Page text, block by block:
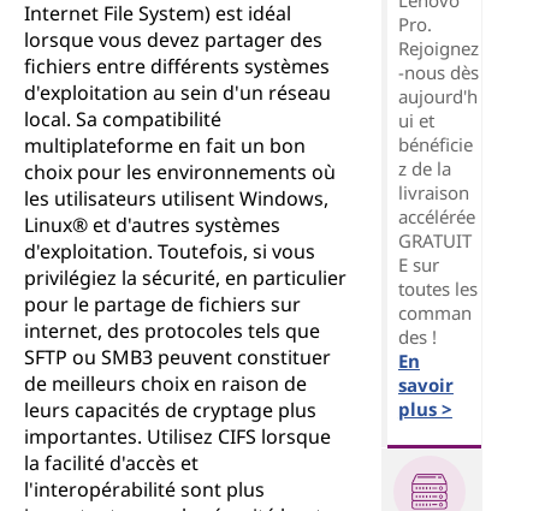
Internet File System) est idéal
lorsque vous devez partager des
fichiers entre différents systèmes
d'exploitation au sein d'un réseau
local. Sa compatibilité
multiplateforme en fait un bon
choix pour les environnements où
les utilisateurs utilisent Windows,
Linux® et d'autres systèmes
d'exploitation. Toutefois, si vous
privilégiez la sécurité, en particulier
pour le partage de fichiers sur
internet, des protocoles tels que
SFTP ou SMB3 peuvent constituer
de meilleurs choix en raison de
leurs capacités de cryptage plus
importantes. Utilisez CIFS lorsque
la facilité d'accès et
l'interopérabilité sont plus
Pro.
Rejoignez
-nous dès
aujourd'h
ui et
bénéficie
z de la
livraison
accélérée
GRATUIT
E sur
toutes les
comman
des !
En
savoir
plus >